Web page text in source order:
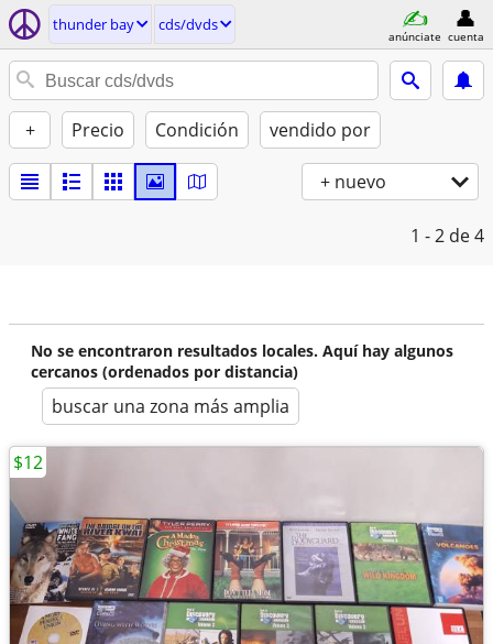
thunder bay cds/dvds
anúnciate cuenta
+ Precio Condición vendido por
+ nuevo
1 - 2 de 4
No se encontraron resultados locales. Aquí hay algunos
cercanos (ordenados por distancia)
buscar una zona más amplia
$12